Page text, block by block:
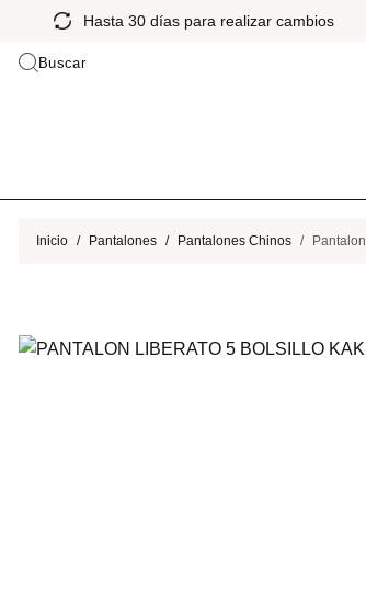
Hasta 30 días para realizar cambios
Buscar
Inicio Pantalones Pantalones Chinos